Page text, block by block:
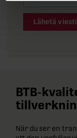
Lähetä viesti
BTB-
När du ser en